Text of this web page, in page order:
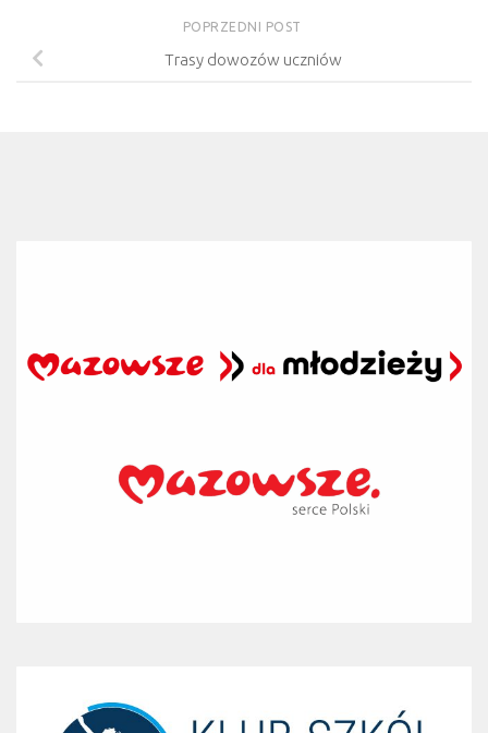
POPRZEDNI POST
Trasy dowozów uczniów